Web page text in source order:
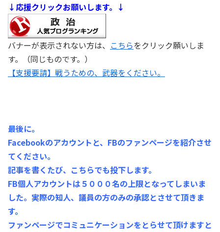
↓応援クリックお願いします。↓
バナーが表示されない方は、 こちらをクリック願いしま
す。（同じものです。）
【支援要請】戦うための、武器をください。
最後に。
Facebookのアカウントと、FBのファンページを紹介させ
てください。
記事を書くたび、こちらでも投下します。
FB個人アカウントは５０００名の上限となってしまいま
した。実際の知人、議員の方のみの承認とさせて頂きま
す。
ファンページでコミュニケーションをとらせて頂けますと